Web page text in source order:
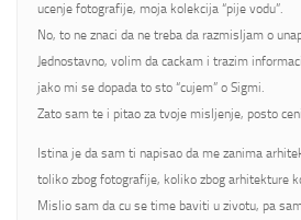
ucenje fotografije, moja kolekcija “pije vodu”.
No, to ne znaci da ne treba da razmisljam o
Jednostavno, volim da cackam i trazim
jako mi se dopada to sto “cujem” o Sigmi.
Zato sam te i pitao za tvoje misljenje, posto
Istina je da sam ti napisao da me zanima
toliko zbog fotografije, koliko zbog arhitekture
Mislio sam da cu se time baviti u zivotu, pa